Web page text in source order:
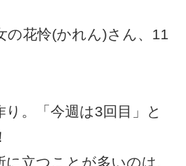
の花怜(かれん)さん、11
。「今週は3回目」と
立つことが多いのは、